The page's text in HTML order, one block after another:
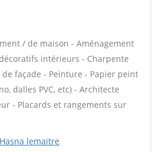
/ de maison - Aménagement
intérieurs - Charpente
façade - Peinture - Papier peint
dalles PVC, etc) - Architecte
- Placards et rangements sur
Hasna lemaitre